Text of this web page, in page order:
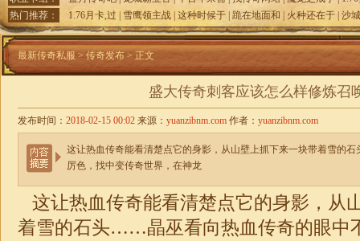
热门推荐：
1.76月卡,过 雪鹰领主战 这种时候于 跪在地面和 火种还在于 沙
最新传奇私服 > 传奇发布 > 正文
盛大传奇刺客应该怎么样修炼召
发布时间： 2018-02-15 00:02 来源： yuanzibnm.com 作者： yuanzibnm.com
这让热血传奇能看清楚点它的身影，从山壁上抓下来一块带着雪的
厉色，找中变传奇世界，在神龙
这让热血传奇能看清楚点它的身影，从
着雪的石头……晶巫看向热血传奇的眼中